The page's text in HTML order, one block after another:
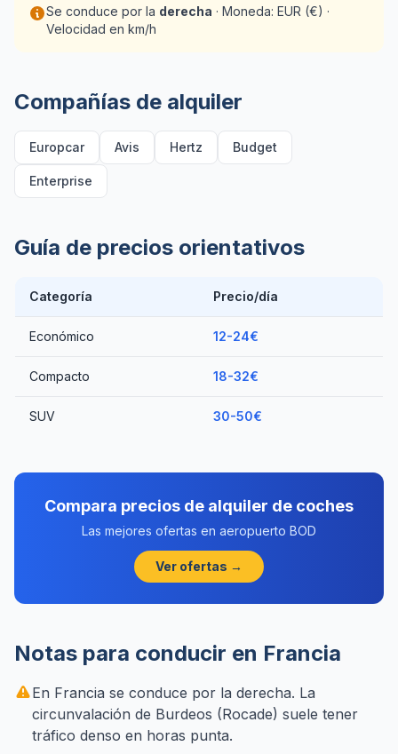
Se conduce por la derecha · Moneda: EUR (€) ·
Velocidad en km/h
Compañías de alquiler
Europcar Avis Hertz Budget
Enterprise
Guía de precios orientativos
Categoría Precio/día
Económico 12-24€
Compacto 18-32€
SUV 30-50€
Compara precios de alquiler de coches
Las mejores ofertas en aeropuerto BOD
Ver ofertas →
Notas para conducir en Francia
En Francia se conduce por la derecha. La
circunvalación de Burdeos (Rocade) suele tener
tráfico denso en horas punta.